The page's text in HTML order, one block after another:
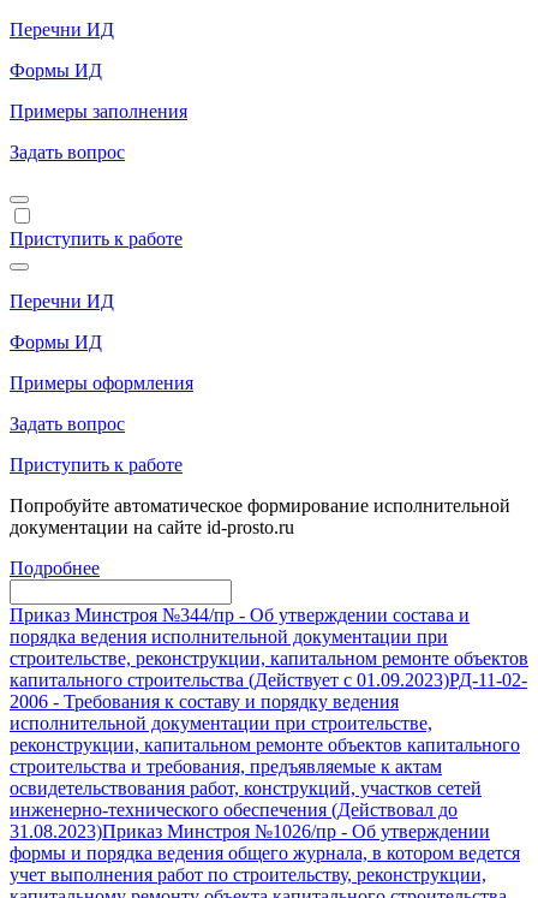
Перечни ИД
Формы ИД
Примеры заполнения
Задать вопрос
Приступить к работе
Перечни ИД
Формы ИД
Примеры оформления
Задать вопрос
Приступить к работе
Попробуйте автоматическое формирование исполнительной
документации на сайте id-prosto.ru
Подробнее
Приказ Минстроя №344/пр - Об утверждении состава и
порядка ведения исполнительной документации при
строительстве, реконструкции, капитальном ремонте объектов
капитального строительства (Действует с 01.09.2023)РД-11-02-
2006 - Требования к составу и порядку ведения
исполнительной документации при строительстве,
реконструкции, капитальном ремонте объектов капитального
строительства и требования, предъявляемые к актам
освидетельствования работ, конструкций, участков сетей
инженерно-технического обеспечения (Действовал до
31.08.2023)Приказ Минстроя №1026/пр - Об утверждении
формы и порядка ведения общего журнала, в котором ведется
учет выполнения работ по строительству, реконструкции,